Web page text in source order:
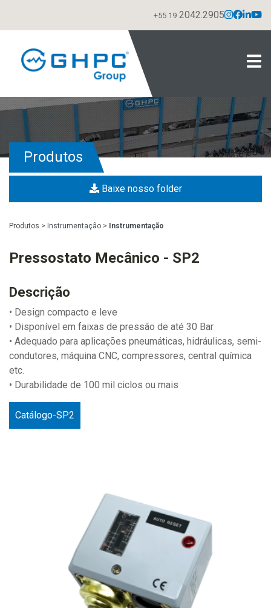
+55 19 2042.2905
Produtos
Baixe nosso folder
Produtos > Instrumentação > Instrumentação
Pressostato Mecânico - SP2
Descrição
• Design compacto e leve
• Disponível em faixas de pressão de até 30 Bar
• Adequado para aplicações pneumáticas, hidráulicas, semi-
condutores, máquina CNC, compressores, central química
etc.
• Durabilidade de 100 mil ciclos ou mais
Catálogo-SP2